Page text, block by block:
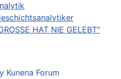
HAT NIE GELEBT"
Kunena Forum